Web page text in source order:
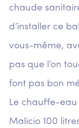
chaude
d’installer ce
vous-même,
pas que l’on
font pas bon
Le chauffe-
Malicio 100